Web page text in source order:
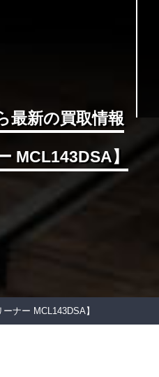
最新の買取情報
MCL143DSA】
ーナー MCL143DSA】